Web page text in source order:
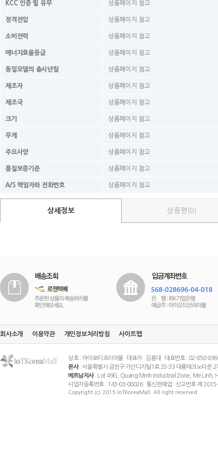
KCC 인증 필 유무 상품페이지 참고
정격전압 상품페이지 참고
소비전력 상품페이지 참고
에너지효율등급 상품페이지 참고
동일모델의 출시년월 상품페이지 참고
제조자 상품페이지 참고
제조국 상품페이지 참고
크기 상품페이지 참고
무게 상품페이지 참고
주요사양 상품페이지 참고
품질보증기준 상품페이지 참고
A/S 책임자와 전화번호 상품페이지 참고
상세정보 상품평(0)
회사소개 이용약관 개인정보처리방침 사이트맵
상호 : 아이오티코리아몰 대표자 : 김용대 대표번호 : 02-858-
본사: 서울특별시 금천구 가산디지털1로 33-33 대륭테크노타운
베트남지사: Lot 49G, Quang Minh Industrial Zone, Me Linh,
사업자등록번호 : 143-03-00026 통신판매업 : 신고번호 제
Copyright (c) 2015 IoTKoreaMall. All right reserved.